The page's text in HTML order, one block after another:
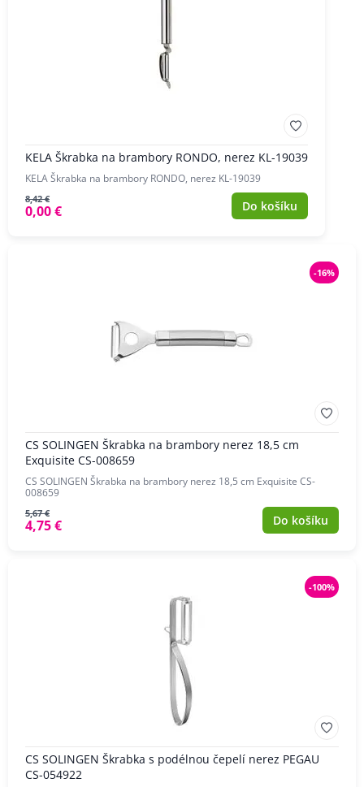
KELA Škrabka na brambory RONDO, nerez KL-19039
KELA Škrabka na brambory RONDO, nerez KL-19039
8,42 €
0,00 € Do košíku
-16%
CS SOLINGEN Škrabka na brambory nerez 18,5 cm
Exquisite CS-008659
CS SOLINGEN Škrabka na brambory nerez 18,5 cm Exquisite CS-
008659
5,67 €
4,75 € Do košíku
-100%
CS SOLINGEN Škrabka s podélnou čepelí nerez PEGAU
CS-054922